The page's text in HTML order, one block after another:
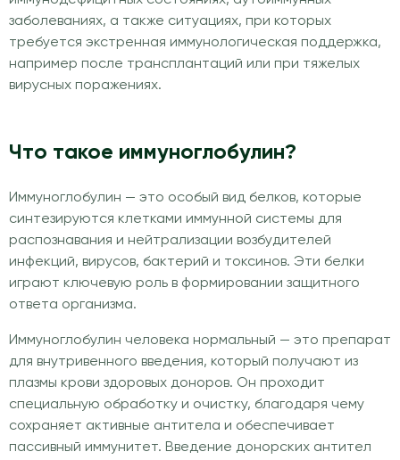
заболеваниях, а также ситуациях, при которых
требуется экстренная иммунологическая поддержка,
например после трансплантаций или при тяжелых
вирусных поражениях.
Что такое иммуноглобулин?
Иммуноглобулин — это особый вид белков, которые
синтезируются клетками иммунной системы для
распознавания и нейтрализации возбудителей
инфекций, вирусов, бактерий и токсинов. Эти белки
играют ключевую роль в формировании защитного
ответа организма.
Иммуноглобулин человека нормальный — это препарат
для внутривенного введения, который получают из
плазмы крови здоровых доноров. Он проходит
специальную обработку и очистку, благодаря чему
сохраняет активные антитела и обеспечивает
пассивный иммунитет. Введение донорских антител